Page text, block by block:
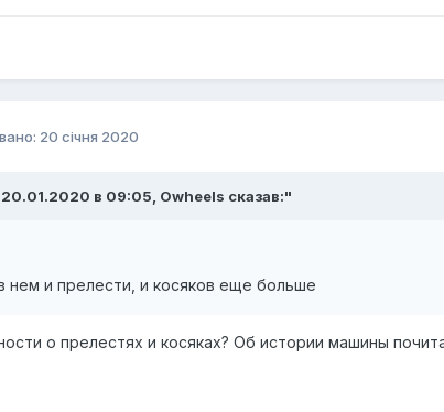
20 січня 2020
в 09:05, Owheels сказав:"
нем и прелести, и косяков еще больше
о прелестях и косяках? Об истории машины